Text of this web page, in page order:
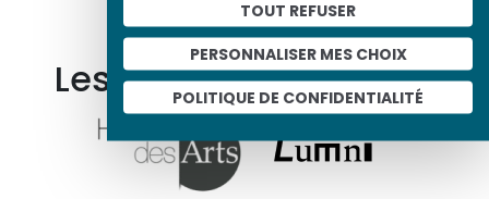
TOUT REFUSER
PERSONNALISER MES CHOIX
POLITIQUE DE CONFIDENTIALITÉ
En savoir plus sur le projet
Les autres ressources